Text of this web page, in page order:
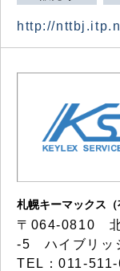
http://
札幌キーマックス（
〒064-0810 北
-5 ハイブリッ
TEL：011-